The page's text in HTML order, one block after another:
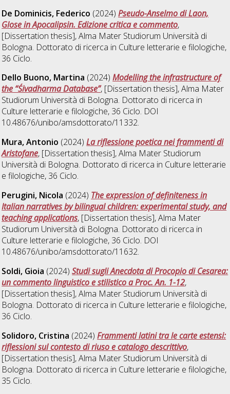
De Dominicis, Federico (2024)Pseudo-Anselmo di Laon,
Glose in Apocalipsin. Edizione critica e commento,
[Dissertation thesis], Alma Mater Studiorum Università di
Bologna. Dottorato di ricerca in Culture letterarie e filologiche,
36 Ciclo.
Dello Buono, Martina (2024)Modelling the infrastructure of
the “Śivadharma Database”, [Dissertation thesis], Alma Mater
Studiorum Università di Bologna. Dottorato di ricerca in
Culture letterarie e filologiche, 36 Ciclo. DOI
10.48676/unibo/amsdottorato/11332.
Mura, Antonio (2024)La riflessione poetica nei frammenti di
Aristofane, [Dissertation thesis], Alma Mater Studiorum
Università di Bologna. Dottorato di ricerca in Culture letterarie
e filologiche, 36 Ciclo.
Perugini, Nicola (2024) The expression of definiteness in
Italian narratives by bilingual children: experimental study, and
teaching applications, [Dissertation thesis], Alma Mater
Studiorum Università di Bologna. Dottorato di ricerca in
Culture letterarie e filologiche, 36 Ciclo. DOI
10.48676/unibo/amsdottorato/11632.
Soldi, Gioia (2024)Studi sugli Anecdota di Procopio di Cesarea:
un commento linguistico e stilistico a Proc. An. 1-12,
[Dissertation thesis], Alma Mater Studiorum Università di
Bologna. Dottorato di ricerca in Culture letterarie e filologiche,
36 Ciclo.
Solidoro, Cristina (2024)Frammenti latini tra le carte estensi:
riflessioni sul contesto di riuso e catalogo descrittivo,
[Dissertation thesis], Alma Mater Studiorum Università di
Bologna. Dottorato di ricerca in Culture letterarie e filologiche,
35 Ciclo.